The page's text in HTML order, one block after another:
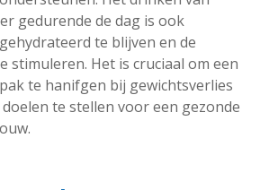
gedurende de dag is ook
te blijven en de
stimuleren. Het is cruciaal om een
te hanifgen bij gewichtsverlies
te stellen voor een gezonde